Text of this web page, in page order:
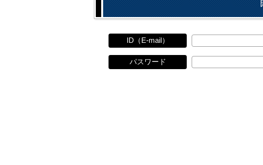
ID（E-mail）
パスワード